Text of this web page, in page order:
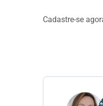
Cadastre-se